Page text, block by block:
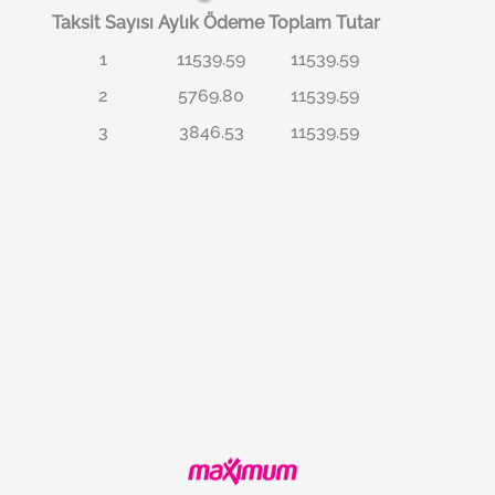
Taksit Sayısı Aylık Ödeme Toplam Tutar
1
11539.59
11539.59
2
5769.80
11539.59
3
3846.53 11539.59